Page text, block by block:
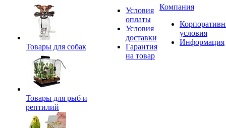
Товары для собак
Товары для рыб и
рептилий
Условия
оплаты
Условия
доставки
Гарантия
на товар
Компания
условия
Информация